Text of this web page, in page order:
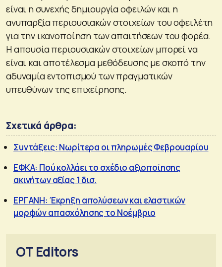
είναι η συνεχής δημιουργία οφειλών και η
ανυπαρξία περιουσιακών στοιχείων του οφειλέτη
για την ικανοποίηση των απαιτήσεων του φορέα.
Η απουσία περιουσιακών στοιχείων μπορεί να
είναι και αποτέλεσμα μεθόδευσης με σκοπό την
αδυναμία εντοπισμού των πραγματικών
υπευθύνων της επιχείρησης.
Σχετικά άρθρα:
Συντάξεις: Νωρίτερα οι πληρωμές Φεβρουαρίου
ΕΦΚΑ: Πού κολλάει το σχέδιο αξιοποίησης
ακινήτων αξίας 1 δισ.
ΕΡΓΑΝΗ: Έκρηξη απολύσεων και ελαστικών
μορφών απασχόλησης το Νοέμβριο
OT Editors